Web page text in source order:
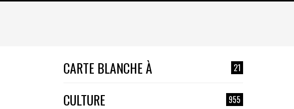
CARTE BLANCHE À 21
CULTURE 955